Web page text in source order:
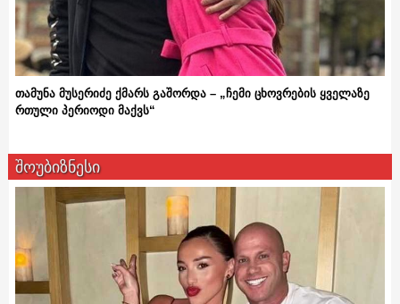
თამუნა მუსერიძე ქმარს გაშორდა – „ჩემი ცხოვრების ყველაზე
რთული პერიოდი მაქვს“
შოუბიზნესი